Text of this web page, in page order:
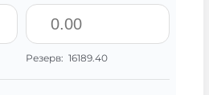
Резерв: 16189.40